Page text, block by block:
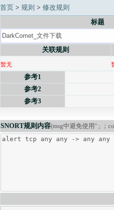
首页 > 规则 > 修改规则
标题
关联规则
暂无
参考1
参考2
参考3
SNORT规则内容(msg中避免使用" ; ；